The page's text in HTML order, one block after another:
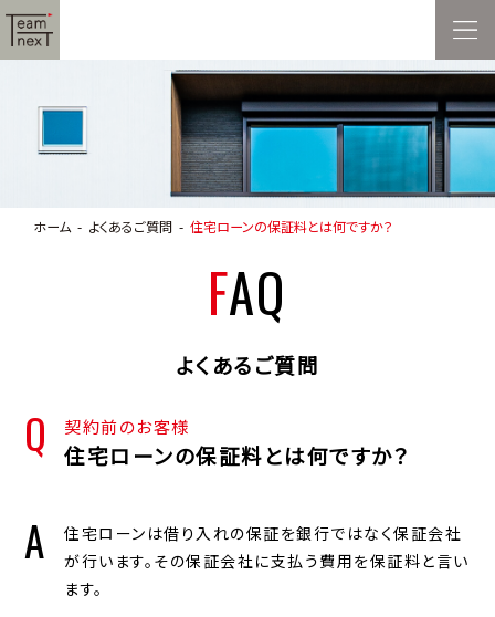
ホーム よくあるご質問 住宅ローンの保証料とは何ですか？
FAQ
よくあるご質問
契約前のお客様
住宅ローンの保証料とは何ですか？
住宅ローンは借り入れの保証を銀行ではなく保証会社
が行います。その保証会社に支払う費用を保証料と言い
ます。